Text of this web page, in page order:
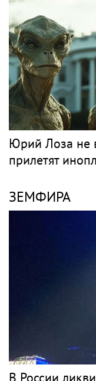
Юрий Лоза не
прилетят
ЗЕМФИРА
В России